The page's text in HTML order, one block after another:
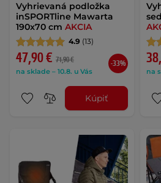
Vyhrievaná podložka
inSPORTline Mawarta
190x70 cm AKCIA
4.9 (13)
47,90 € 71,90 €
na sklade – 10.8. u Vás
-33%
Kúpiť
na